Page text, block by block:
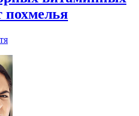
похмелья